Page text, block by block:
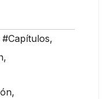
#Capítulos,
,
,